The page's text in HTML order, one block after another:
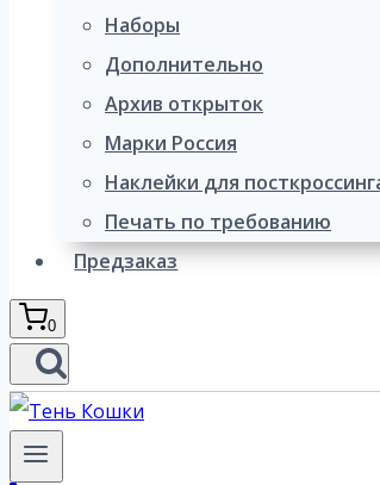
Наборы
Дополнительно
Архив открыток
Марки Россия
Наклейки для
Печать по требованию
Предзаказ
0